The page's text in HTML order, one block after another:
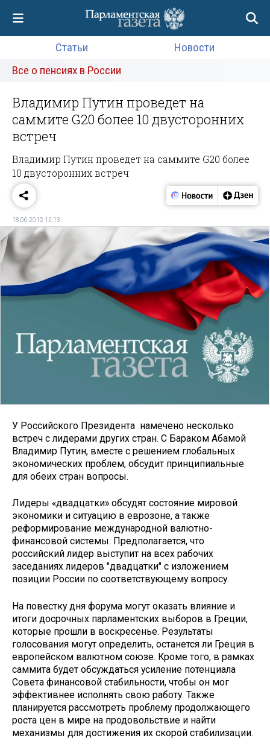
Статьи
Новости
Все о пенсиях в России
Владимир Путин проведет на
саммите G20 более 10 двусторонних
встреч
Владимир Путин проведет на саммите G20 более
10 двусторонних встреч
18.06.2012 12:13
У Российского Президента намечено несколько
встреч с лидерами других стран. С Бараком Абамой
Владимир Путин, вместе с решением глобальных
экономических проблем, обсудит принципиальные
для обеих стран вопросы.
Лидеры «двадцатки» обсудят состояние мировой
экономики и ситуацию в еврозоне, а также
реформирование международной валютно-
финансовой системы. Предполагается, что
российский лидер выступит на всех рабочих
заседаниях лидеров "двадцатки" с изложением
позиции России по соответствующему вопросу.
На повестку дня форума могут оказать влияние и
итоги досрочных парламентских выборов в Греции,
которые прошли в воскресенье. Результаты
голосования могут определить, останется ли Греция в
европейском валютном союзе. Кроме того, в рамках
саммита будет обсуждаться усиление потенциала
Совета финансовой стабильности, чтобы он мог
эффективнее исполнять свою работу. Также
планируется рассмотреть проблему продолжающего
роста цен в мире на продовольствие и найти
механизмы для достижения их скорой стабилизации.